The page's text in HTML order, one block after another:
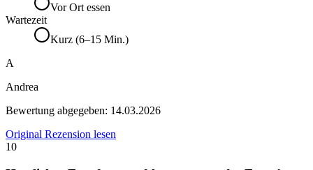
Vor Ort essen
Wartezeit
Kurz (6–15 Min.)
A
Andrea
Bewertung abgegeben: 14.03.2026
Original Rezension lesen
10